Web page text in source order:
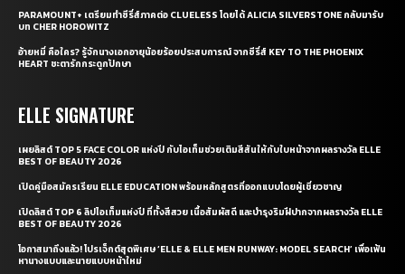
PARAMOUNT+ เตรียมทำซีรี่ส์ภาคต่อ CLUELESS โดยได้ ALICIA SILVERSTONE กลับมารับ
บท CHER HOROWITZ
อ้ายหมี่ คือใคร? รู้จักนางเอกอายุน้อยร้อยประสบการณ์ จากซีรี่ส์ KEY TO THE PHOENIX
HEART ชะตารักกระดูกปักษา
ELLE SIGNATURE
เผยลิสต์ TOP 5 FACE COLOR แห่งปี กับไอเท็มช่วยเติมสีสันให้กับใบหน้าจากผลรางวัล ELLE
BEST OF BEAUTY 2026
เปิดคู่มือสมัครเรียน ELLE EDUCATION พร้อมหลักสูตรที่ออกแบบโดยผู้เชี่ยวชาญ
เปิดลิสต์ TOP 6 ลิปไอเท็มแห่งปี ที่ทั้งสีสวย เนื้อสัมผัสดี และบำรุงริมฝีปากจากผลรางวัล ELLE
BEST OF BEAUTY 2026
โอกาสมาถึงแล้ว! โปรเจ็กต์สุดพิเศษ ‘ELLE & ELLE MEN RUNWAY: MODEL SEARCH’ เพื่อเฟ้น
หานางแบบและนายแบบหน้าใหม่